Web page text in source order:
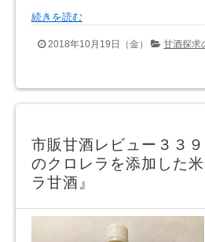
続きを読む
2018年10月19日（金） 甘酒探求
市販甘酒レビュー３３
のクロレラを添加した
ラ甘酒』